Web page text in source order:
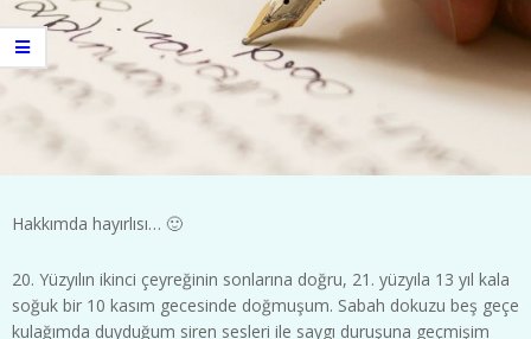
Hakkımda hayırlısı… 🙂
20. Yüzyılın ikinci çeyreğinin sonlarına doğru, 21. yüzyıla 13 yıl kala
soğuk bir 10 kasım gecesinde doğmuşum. Sabah dokuzu beş geçe
kulağımda duyduğum siren sesleri ile saygı duruşuna geçmişim